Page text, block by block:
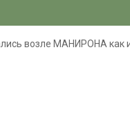
возле МАНИРОНА как